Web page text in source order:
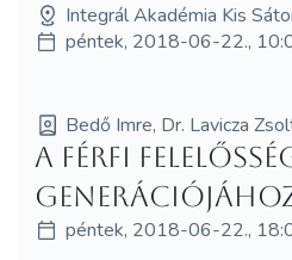
Integrál Akadémia Kis
péntek, 2018-06-22.,
Bedő Imre, Dr. Lavicza
A férfi
péntek, 2018-06-22.,